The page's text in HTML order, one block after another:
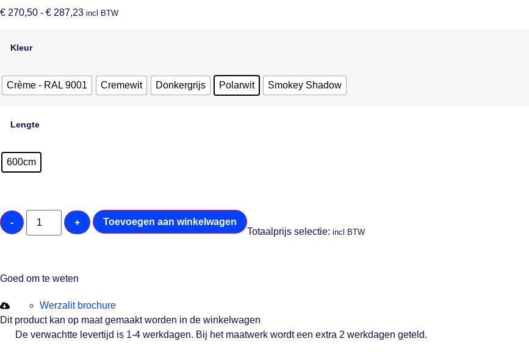
€ 270,50 - € 287,23 incl BTW
Kleur
Crème - RAL 9001 Cremewit Donkergrijs Polarwit Smokey Shadow
Lengte
600cm
- +
Toevoegen aan winkelwagen
Totaalprijs selectie:incl BTW
Goed om te weten
Werzalit brochure
Dit product kan op maat gemaakt worden in de winkelwagen
De verwachtte levertijd is 1-4 werkdagen. Bij het maatwerk wordt een extra 2 werkdagen geteld.